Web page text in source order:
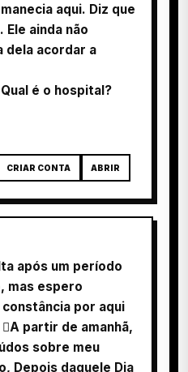
aqui. Diz que
Ele ainda não
dela acordar a
é o hospital?
CRIAR CONTA ABRIR
após um período
mas espero
por aqui
partir de amanhã,
sobre meu
Depois daquele Dia